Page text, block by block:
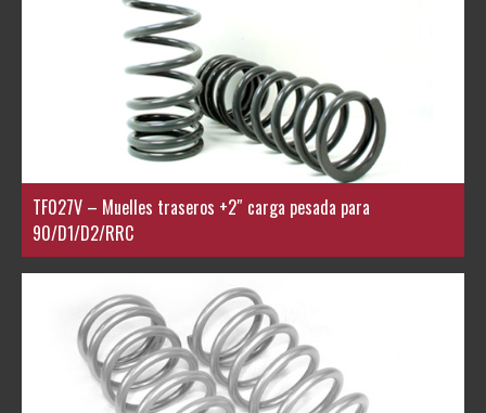
TF027V – Muelles traseros +2″ carga pesada para
90/D1/D2/RRC